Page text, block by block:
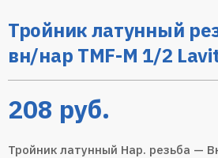
Тройник латунный
вн/нар TMF-M 1/2
208 руб.
Тройник латунный Нар. резьба —